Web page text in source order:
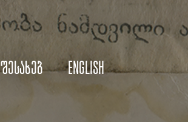
შესახებ English